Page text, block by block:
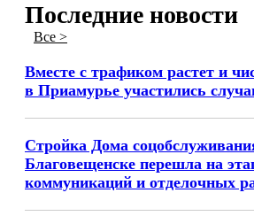
Последние новости
Все >
Вместе с трафиком растет и
в Приамурье участились
Стройка Дома
Благовещенске перешла на
коммуникаций и отделочных